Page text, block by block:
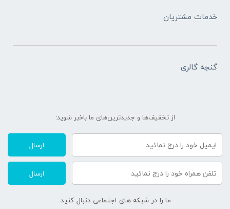
خدمات مشتریان
گنجه گالری
از تخفیف‌ها و جدیدترین‌های ما‌ باخبر شوید:
ارسال
ارسال
ما را در شبکه های اجتماعی دنبال کنید.